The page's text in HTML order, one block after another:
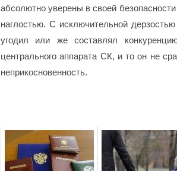
абсолютно уверены в своей
наглостью. С исключительной
угодил или же составлял
центрального аппарата СК, и то он не
неприкосновенность.